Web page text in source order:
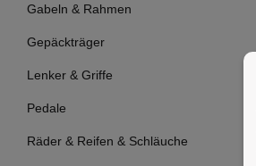
Gabeln & Rahmen
Gepäckträger
Lenker & Griffe
Pedale
Räder & Reifen & Schläuche